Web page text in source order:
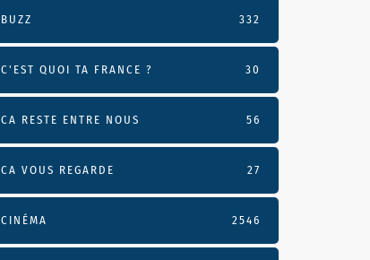
BUZZ 332
C'EST QUOI TA FRANCE ? 30
CA RESTE ENTRE NOUS 56
CA VOUS REGARDE 27
CINÉMA 2546